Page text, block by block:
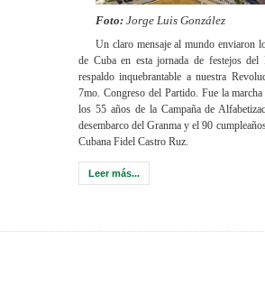
Foto:Jorge Luis González
Un claro mensaje al mundo enviaron
de Cuba en esta jornada de festejos
respaldo inquebrantable a nuestra
7mo. Congreso del Partido. Fue la
los 55 años de la Campaña de
desembarco del Granma y el 90
Cubana Fidel Castro Ruz.
Leer más...